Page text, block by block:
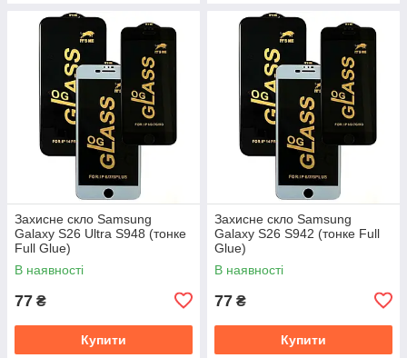
Захисне скло Samsung
Galaxy S26 Ultra S948 (тонке
Full Glue)
В наявності
77 ₴
Купити
Захисне скло Samsung
Galaxy S26 S942 (тонке Full
Glue)
В наявності
77 ₴
Купити